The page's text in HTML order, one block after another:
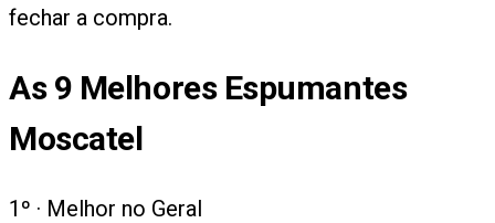
fechar a compra.
As 9 Melhores Espumantes
Moscatel
1 º · Melhor no Geral